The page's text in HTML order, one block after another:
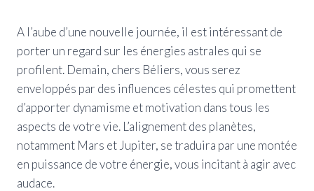
A l’aube d’une nouvelle journée, il est intéressant de
porter un regard sur les énergies astrales qui se
profilent. Demain, chers Béliers, vous serez
enveloppés par des influences célestes qui promettent
d’apporter dynamisme et motivation dans tous les
aspects de votre vie. L’alignement des planètes,
notamment Mars et Jupiter, se traduira par une montée
en puissance de votre énergie, vous incitant à agir avec
audace.